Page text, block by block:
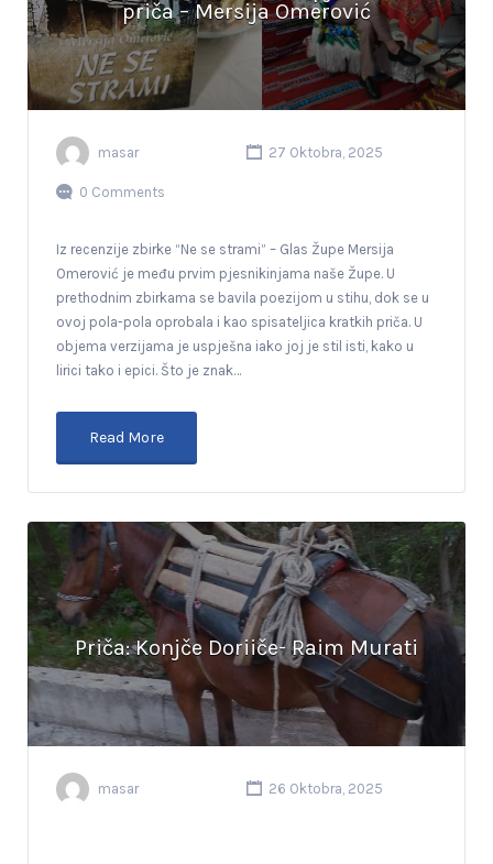
priča – Mersija Omerović
masar 27 Oktobra, 2025
0 Comments
Iz recenzije zbirke “Ne se strami” – Glas Župe Mersija
Omerović je među prvim pjesnikinjama naše Župe. U
prethodnim zbirkama se bavila poezijom u stihu, dok se u
ovoj pola-pola oprobala i kao spisateljica kratkih priča. U
objema verzijama je uspješna iako joj je stil isti, kako u
lirici tako i epici. Što je znak…
Read More
Priča: Konjče Doriiče- Raim Murati
masar 26 Oktobra, 2025